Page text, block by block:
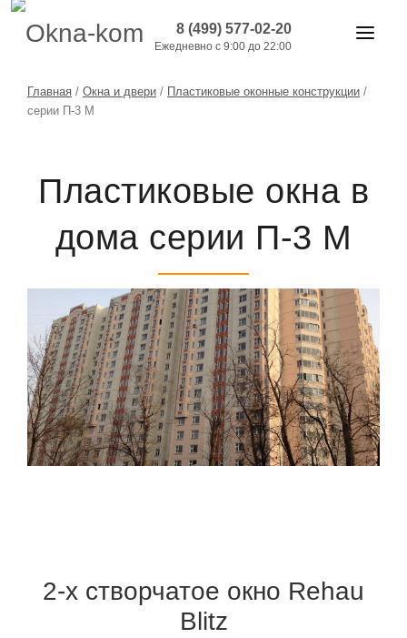
8 (499) 577-02-20
Ежедневно с 9:00 до 22:00
ОКНА И ДВЕРИ
АКЦИИ
ЦЕНЫ
КОНТАКТЫ
Главная / Окна и двери / Пластиковые оконные конструкции /
серии П-3 М
Пластиковые окна в
дома серии П-3 М
2-х створчатое окно Rehau
Blitz